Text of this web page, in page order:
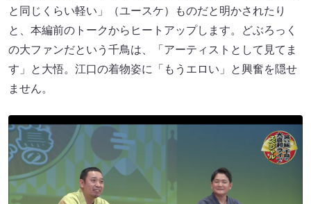
と同じくらい軽い」（ユースケ）ものだと明かされたり
と、本編前のトークからヒートアップします。どぶろっく
の大ファンだという千鳥は、「アーティストとして見てま
す」と大悟。江口の着物姿に「もうエロい」と興奮を隠せ
ません。